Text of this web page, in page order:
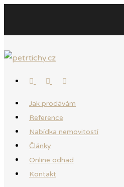
Jak prodávám
Reference
Nabídka nemovitostí
Články
Online odhad
Kontakt